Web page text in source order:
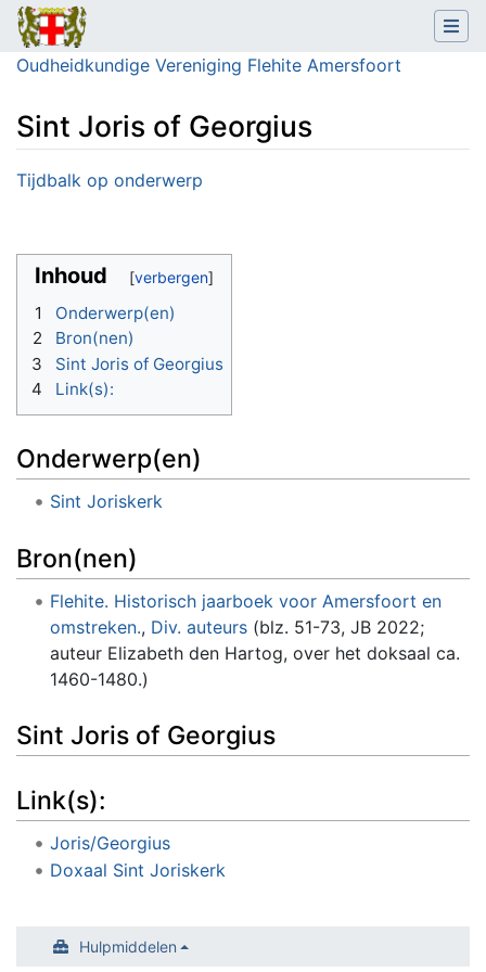
Oudheidkundige Vereniging Flehite Amersfoort
Sint Joris of Georgius
Ga naar: navigatie,zoeken
Tijdbalk op onderwerp
Inhoud
1
Onderwerp(en)
2
Bron(nen)
3
Sint Joris of Georgius
4
Link(s):
Onderwerp(en)
Sint Joriskerk
Bron(nen)
Flehite. Historisch jaarboek voor Amersfoort en
omstreken., Div. auteurs(blz. 51-73, JB 2022;
auteur Elizabeth den Hartog, over het doksaal ca.
1460-1480.)
Sint Joris of Georgius
Link(s):
Joris/Georgius
Doxaal Sint Joriskerk
Hulpmiddelen